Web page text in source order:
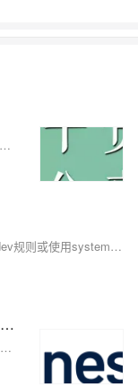
本文介绍了在新版本Linux系统（如Ubuntu 20.04+、CentOS Stream、openEuler等）中禁用swap的两种方法。传统通过注释/etc/fstab中swap行的方式已失效，现需使用systemd管理swap.target服务或在/etc/fstab中添加noauto参数实现禁用。方法1通过屏蔽swap.target适用于新版系统，方法2通过修改fstab挂载选项更通用，兼容所有系统。
在Linux系统中，可通过修改GRUB配置和创建Udev规则或使用systemd链接文件，将网卡名改为`eth0`、`eth1`等传统命名方式，适用于多种发行版并支持多网卡配置。
Nessus Professional 10.10 Auto Installer for RHEL 10, AlmaLinux 10, Rocky Linux 10 - Nessus 自动化安装程序
Nessus Professional 10.10 Auto Installer for RHEL 10, AlmaLinux 10, Rocky Linux 10 - Nessus 自动化安装程序